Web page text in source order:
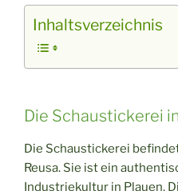
Inhaltsverzeichnis
Die Schaustickerei
Die Schaustickerei
Reusa. Sie ist ein
Industriekultur in Plauen.